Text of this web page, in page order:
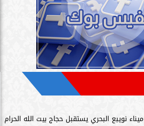
ميناء نويبع البحري يستقبل حجاج بيت الله الحرام